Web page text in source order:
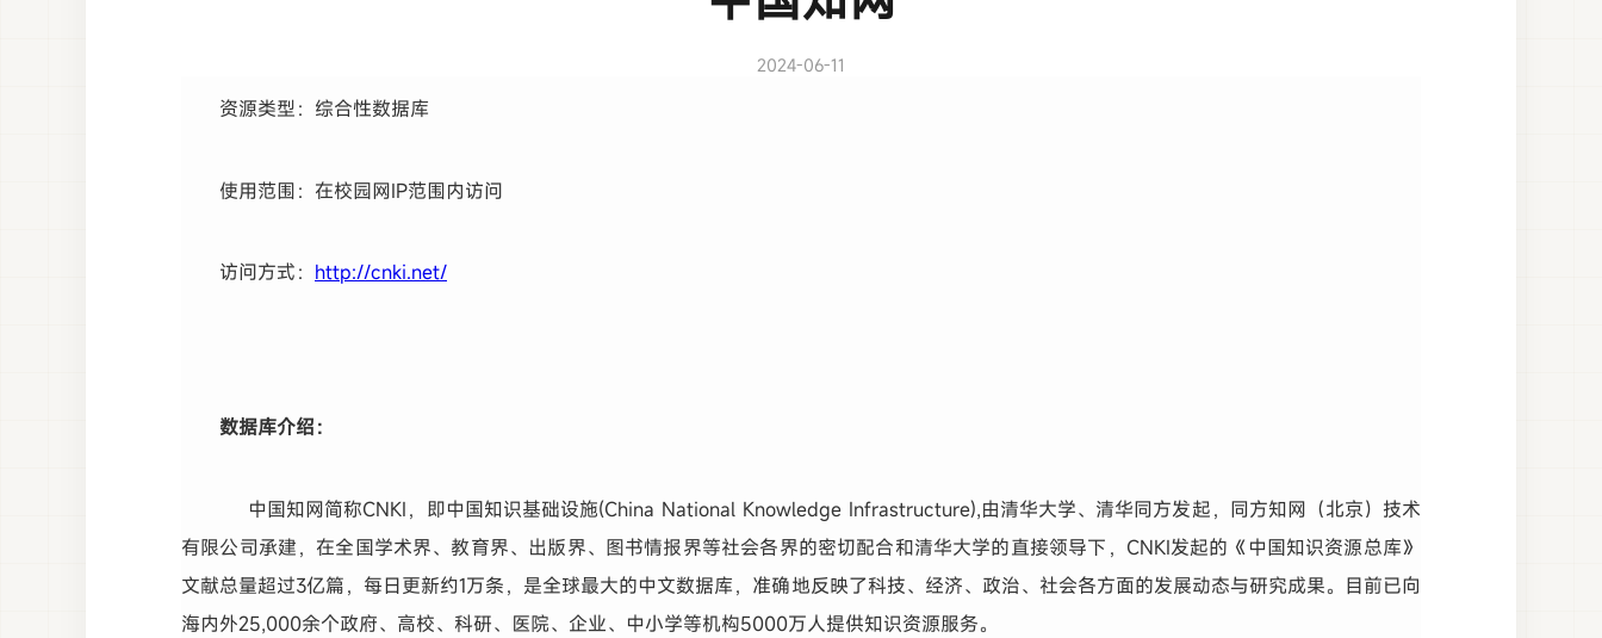
2024-06-11
资源类型：综合性数据库
使用范围：在校园网IP范围内访问
访问方式： http://cnki.net/
数据库介绍：
中国知网简称CNKI，即中国知识基础设施(China National Knowledge Infrastructure),由清华大学、清华同方发起，同方知网（北京）技术
有限公司承建，在全国学术界、教育界、出版界、图书情报界等社会各界的密切配合和清华大学的直接领导下，CNKI发起的《中国知识资源总库》
文献总量超过3亿篇，每日更新约1万条，是全球最大的中文数据库，准确地反映了科技、经济、政治、社会各方面的发展动态与研究成果。目前已向
海内外25,000余个政府、高校、科研、医院、企业、中小学等机构5000万人提供知识资源服务。